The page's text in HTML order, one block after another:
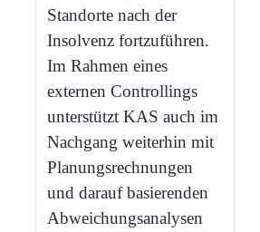
Standorte nach der
Insolvenz fortzuführen.
Im Rahmen eines
externen Controllings
unterstützt KAS auch im
Nachgang weiterhin mit
Planungs­rechnungen
und darauf basierenden
Abweichungs­analysen